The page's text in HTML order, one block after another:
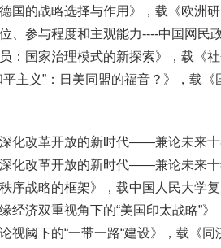
国的战略选择与作用》，载《欧洲
、参与程度和主观能力----中国网
：国家治理模式的新探索》，载《
主义”：日美同盟的福音？》，载
化改革开放的新时代——兼论未来
化改革开放的新时代——兼论未来
序战略的框架》，载中国人民大学
经济双重视角下的“美国印太战略”
视阈下的“一带一路“建设》，载《